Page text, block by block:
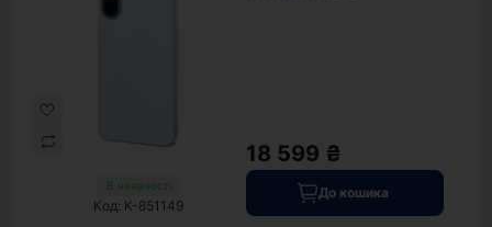
В наявності
Код: K-851149
18 599 ₴
До кошика